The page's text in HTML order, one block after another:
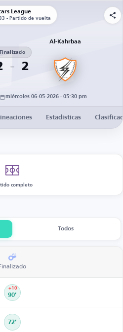
League
- Partido de vuelta
Finalizado
2
Al-Kahrbaa
miércoles 06-05-2026 · 05:30 pm
Estadísticas
completo
Todos
90’
+10
72’